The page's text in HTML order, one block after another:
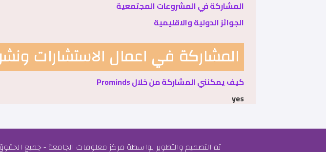
المشاركة في المشروعات المجتمعية
الجوائز الدولية والاقليمية
المشاركة في اعمال الاستشارات
كيف يمكنني المشاركة من خلال Prominds
yes
تم التصميم والتطوير بواسطة مركز معلومات الجامعة - جميع